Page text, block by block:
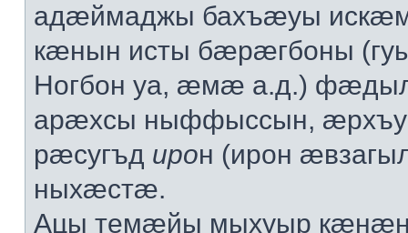
адæймаджы бахъæуы
кæнын исты бæрæгбоны
Ногбон уа, æмæ а.д.)
арæхсы ныффыссын,
рæсугъд ирон (ирон
ныхæстæ.
Ацы темæйы мыхуыр